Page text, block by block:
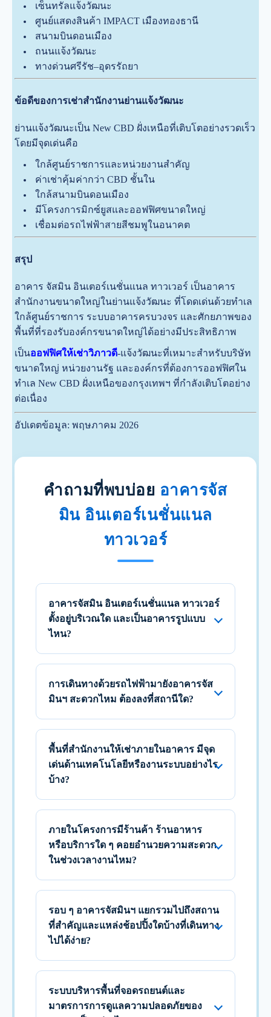
เซ็นทรัลแจ้งวัฒนะ
ศูนย์แสดงสินค้า IMPACT เมืองทองธานี
สนามบินดอนเมือง
ถนนแจ้งวัฒนะ
ทางด่วนศรีรัช–อุดรรัถยา
ข้อดีของการเช่าสำนักงานย่านแจ้งวัฒนะ
ย่านแจ้งวัฒนะเป็น New CBD ฝั่งเหนือที่เติบโตอย่างรวดเร็ว
โดยมีจุดเด่นคือ
ใกล้ศูนย์ราชการและหน่วยงานสำคัญ
ค่าเช่าคุ้มค่ากว่า CBD ชั้นใน
ใกล้สนามบินดอนเมือง
มีโครงการมิกซ์ยูสและออฟฟิศขนาดใหญ่
เชื่อมต่อรถไฟฟ้าสายสีชมพูในอนาคต
สรุป
อาคาร จัสมิน อินเตอร์เนชั่นแนล ทาวเวอร์ เป็นอาคาร
สำนักงานขนาดใหญ่ในย่านแจ้งวัฒนะ ที่โดดเด่นด้วยทำเล
ใกล้ศูนย์ราชการ ระบบอาคารครบวงจร และศักยภาพของ
พื้นที่ที่รองรับองค์กรขนาดใหญ่ได้อย่างมีประสิทธิภาพ
เป็นออฟฟิศให้เช่าวิภาวดี-แจ้งวัฒนะที่เหมาะสำหรับบริษัท
ขนาดใหญ่ หน่วยงานรัฐ และองค์กรที่ต้องการออฟฟิศใน
ทำเล New CBD ฝั่งเหนือของกรุงเทพฯ ที่กำลังเติบโตอย่าง
ต่อเนื่อง
อัปเดตข้อมูล: พฤษภาคม 2026
คำถามที่พบบ่อย อาคารจัส
มิน อินเตอร์เนชั่นแนล
ทาวเวอร์
อาคารจัสมิน อินเตอร์เนชั่นแนล ทาวเวอร์
ตั้งอยู่บริเวณใด และเป็นอาคารรูปแบบ
ไหน?
การเดินทางด้วยรถไฟฟ้ามายังอาคารจัส
มินฯ สะดวกไหม ต้องลงที่สถานีใด?
พื้นที่สำนักงานให้เช่าภายในอาคาร มีจุด
เด่นด้านเทคโนโลยีหรืองานระบบอย่างไร
บ้าง?
ภายในโครงการมีร้านค้า ร้านอาหาร
หรือบริการใด ๆ คอยอำนวยความสะดวก
ในช่วงเวลางานไหม?
รอบ ๆ อาคารจัสมินฯ แยกรวมไปถึงสถาน
ที่สำคัญและแหล่งช้อปปิ้งใดบ้างที่เดินทาง
ไปได้ง่าย?
ระบบบริหารพื้นที่จอดรถยนต์และ
มาตรการการดูแลความปลอดภัยของ